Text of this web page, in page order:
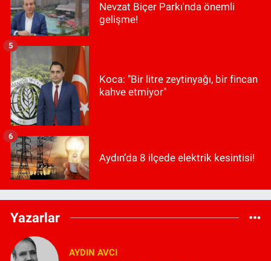
Nevzat Biçer Parkı'nda önemli
gelişme!
Koca: "Bir litre zeytinyağı, bir fincan
kahve etmiyor"
5
Aydın’da 8 ilçede elektrik kesintisi!
6
Yazarlar
AYDIN AVCI